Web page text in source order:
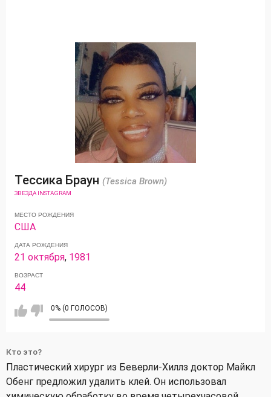
Тессика Браун (Tessica Brown)
ЗВЕЗДА INSTAGRAM
МЕСТО РОЖДЕНИЯ
США
ДАТА РОЖДЕНИЯ
21 октября, 1981
ВОЗРАСТ
44
0% (0 ГОЛОСОВ)
Кто это?
Пластический хирург из Беверли-Хиллз доктор Майкл
Обенг предложил удалить клей. Он использовал